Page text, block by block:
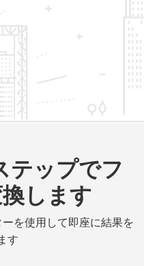
テップでフ
します
を使用して即座に結果を
す